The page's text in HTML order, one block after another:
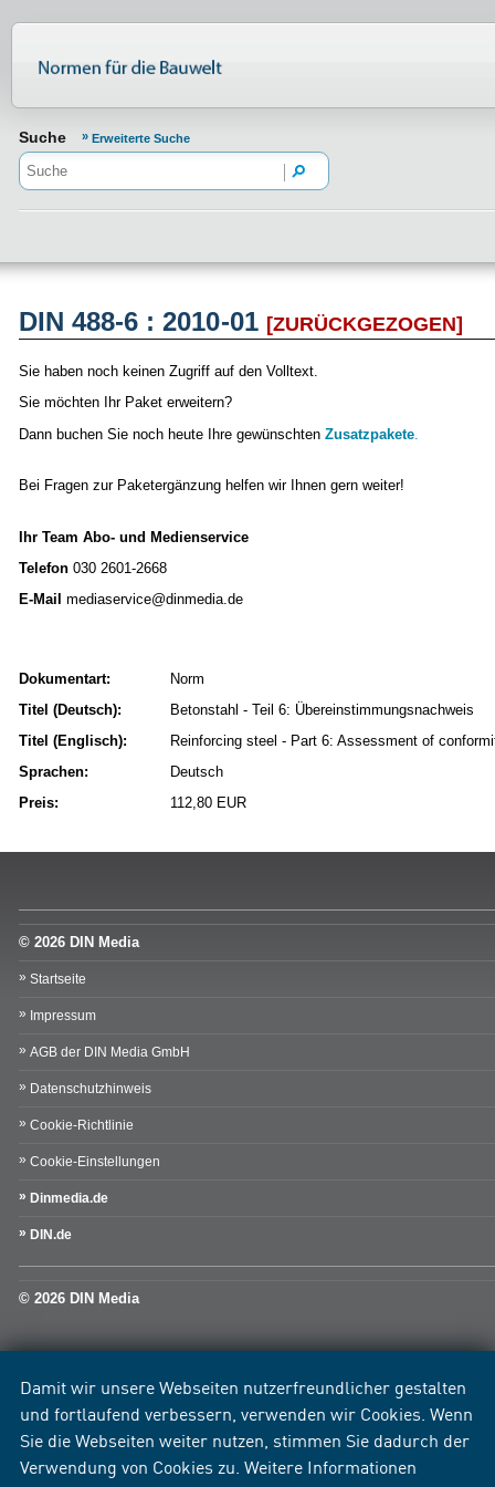
Damit wir unsere Webseiten nutzerfreundlicher gestalten
und fortlaufend verbessern, verwenden wir Cookies. Wenn
Sie die Webseiten weiter nutzen, stimmen Sie dadurch der
Verwendung von Cookies zu. Weitere Informationen
Suche Erweiterte Suche
DIN 488-6 : 2010-01 [ZURÜCKGEZOGEN]
Sie haben noch keinen Zugriff auf den Volltext.
Sie möchten Ihr Paket erweitern?
Dann buchen Sie noch heute Ihre gewünschten Zusatzpakete
Bei Fragen zur Paketergänzung helfen wir Ihnen gern weiter!
Ihr Team Abo- und Medienservice
Telefon 030 2601-2668
E-Mail mediaservice@dinmedia.de
Dokumentart:
Norm
Titel (Deutsch):
Betonstahl - Teil 6: Übereinstimmungsnachweis
Titel (Englisch):
Reinforcing steel - Part 6: Assessment of
Sprachen:
Deutsch
Preis:
112,80 EUR
© 2026 DIN Media
Startseite
Impressum
AGB der DIN Media GmbH
Datenschutzhinweis
Cookie-Richtlinie
Cookie-Einstellungen
Dinmedia.de
DIN.de
© 2026 DIN Media